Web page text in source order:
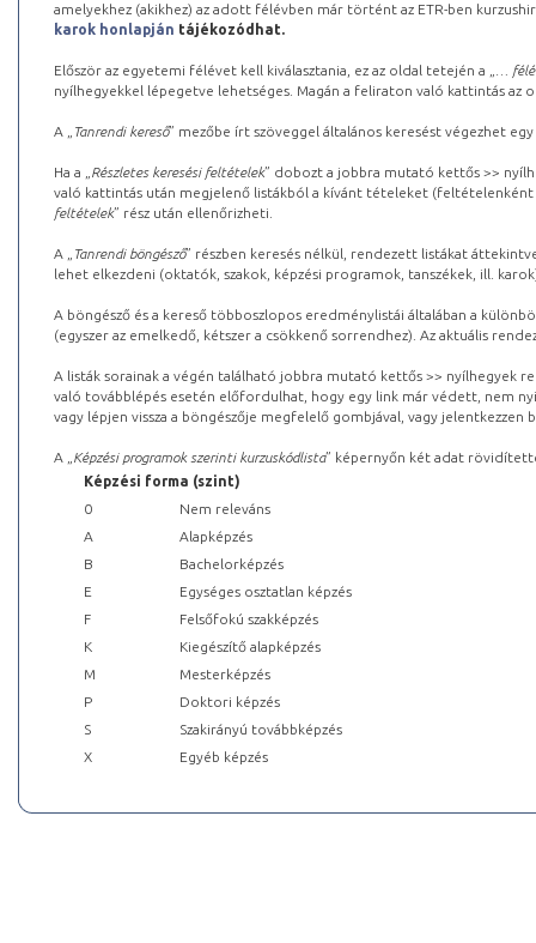
amelyekhez (akikhez) az adott félévben már történt az ETR-ben
karok honlapján tájékozódhat.
Először az egyetemi félévet kell kiválasztania, ez az oldal tetején a „
…
nyílhegyekkel lépegetve lehetséges. Magán a feliraton való kattintás az
A „ Tanrendi kereső” mezőbe írt szöveggel általános keresést végezhet
Ha a „ Részletes keresési feltételek” dobozt a jobbra mutató kettős >>
való kattintás után megjelenő listákból a kívánt tételeket (feltételenként
feltételek” rész után ellenőrizheti.
A „ Tanrendi böngésző” részben keresés nélkül, rendezett listákat
lehet elkezdeni (oktatók, szakok, képzési programok, tanszékek, ill.
A böngésző és a kereső többoszlopos eredménylistái általában a
(egyszer az emelkedő, kétszer a csökkenő sorrendhez). Az aktuális
A listák sorainak a végén található jobbra mutató kettős >> nyílhegyek
való továbblépés esetén előfordulhat, hogy egy link már védett, nem
vagy lépjen vissza a böngészője megfelelő gombjával, vagy
A „ Képzési programok szerinti kurzuskódlista” képernyőn két adat
Képzési forma (szint)
0
Nem releváns
A
Alapképzés
B
Bachelorképzés
E
Egységes osztatlan képzés
F
Felsőfokú szakképzés
K
Kiegészítő alapképzés
M
Mesterképzés
P
Doktori képzés
S
Szakirányú továbbképzés
X
Egyéb képzés